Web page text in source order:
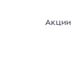
Акции